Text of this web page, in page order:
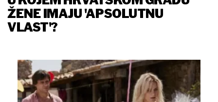
ŽENE IMAJU 'APSOLUTNU
VLAST'?